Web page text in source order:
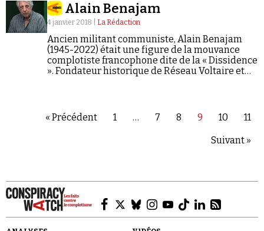
Alain Benajam
4 janvier 2018 | La Rédaction
Ancien militant communiste, Alain Benajam
(1945-2022) était une figure de la mouvance
complotiste francophone dite de la « Dissidence
». Fondateur historique de Réseau Voltaire et
« Précédent
1 … 7 8 9 10 11
Suivant »